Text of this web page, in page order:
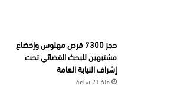
حجز 7300 قرص مهلوس وإخضاع
مشتبهين للبحث القضائي تحت
إشراف النيابة العامة
منذ 21 ساعة